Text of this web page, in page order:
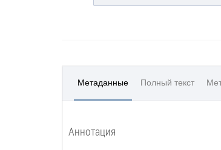
Метаданные Полный текст
Аннотация